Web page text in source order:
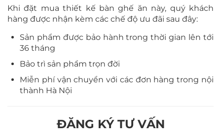
Khi đặt mua thiết kế bàn ghế ăn này, quý khách
hàng được nhận kèm các chế độ ưu đãi sau đây:
Sản phẩm được bảo hành trong thời gian lên tới
36 tháng
Bảo trì sản phẩm trọn đời
Miễn phí vận chuyển với các đơn hàng trong nội
thành Hà Nội
ĐĂNG KÝ TƯ VẤN